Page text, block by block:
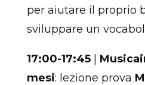
per aiutare il proprio
sviluppare un
17:00-17:45 |
mesi: lezione prova